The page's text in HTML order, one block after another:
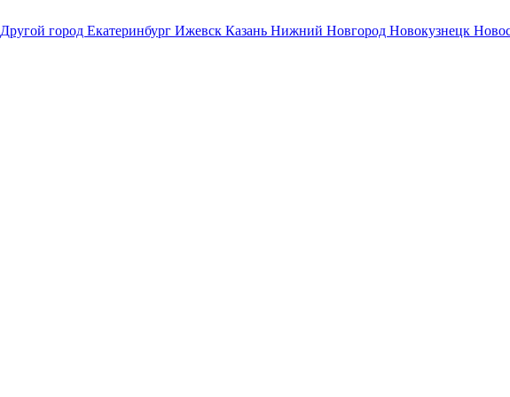
Другой город Екатеринбург Ижевск Казань Нижний Новгород Новокузнецк